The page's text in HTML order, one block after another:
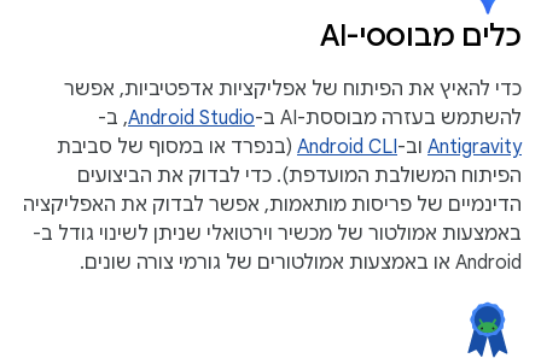
כלים מבוססי-AI
כדי להאיץ את הפיתוח של אפליקציות אדפטיביות, אפשר
להשתמש בעזרה מבוססת-AI ב-
Android Studio, ב-
Antigravity וב-Android CLI (בנפרד או במסוף של סביבת
הפיתוח המשולבת המועדפת). כדי לבדוק את הביצועים
הדינמיים של פריסות מותאמות, אפשר לבדוק את האפליקציה
באמצעות אמולטור של מכשיר וירטואלי שניתן לשינוי גודל ב-
Android או באמצעות אמולטורים של גורמי צורה שונים.